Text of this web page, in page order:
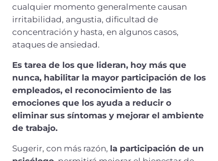
cualquier momento generalmente causan
irritabilidad, angustia, dificultad de
concentración y hasta, en algunos casos,
ataques de ansiedad.
Es tarea de los que lideran, hoy más que
nunca, habilitar la mayor participación de los
empleados, el reconocimiento de las
emociones que los ayuda a reducir o
eliminar sus síntomas y mejorar el ambiente
de trabajo.
Sugerir, con más razón, la participación de un